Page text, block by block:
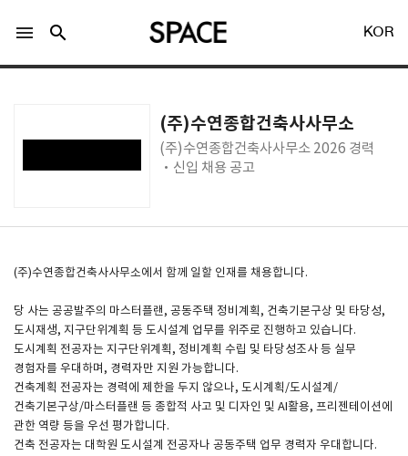
Facebook 로그인
Twitter 로그인
Naver 로그인
menu search KOR
(주)수연종합건축사사무소
(주)수연종합건축사사무소 2026 경력
·신입 채용 공고
(주)수연종합건축사사무소에서 함께 일할 인재를 채용합니다.
당 사는 공공발주의 마스터플랜, 공동주택 정비계획, 건축기본구상 및 타당성,
도시재생, 지구단위계획 등 도시설계 업무를 위주로 진행하고 있습니다.
도시계획 전공자는 지구단위계획, 정비계획 수립 및 타당성조사 등 실무
경험자를 우대하며, 경력자만 지원 가능합니다.
건축계획 전공자는 경력에 제한을 두지 않으나, 도시계획/도시설계/
건축기본구상/마스터플랜 등 종합적 사고 및 디자인 및 AI활용, 프리젠테이션에
관한 역량 등을 우선 평가합니다.
건축 전공자는 대학원 도시설계 전공자나 공동주택 업무 경력자 우대합니다.